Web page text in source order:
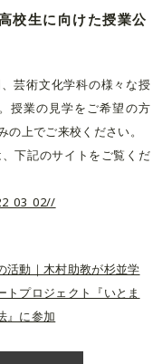
校生に向けた授業公
芸術文化学科の様々な授
授業の見学をご希望の方
上でご来校ください。
下記のサイトをご覧くだ
活動｜木村助教が杉並学
トプロジェクト『いとま
』に参加